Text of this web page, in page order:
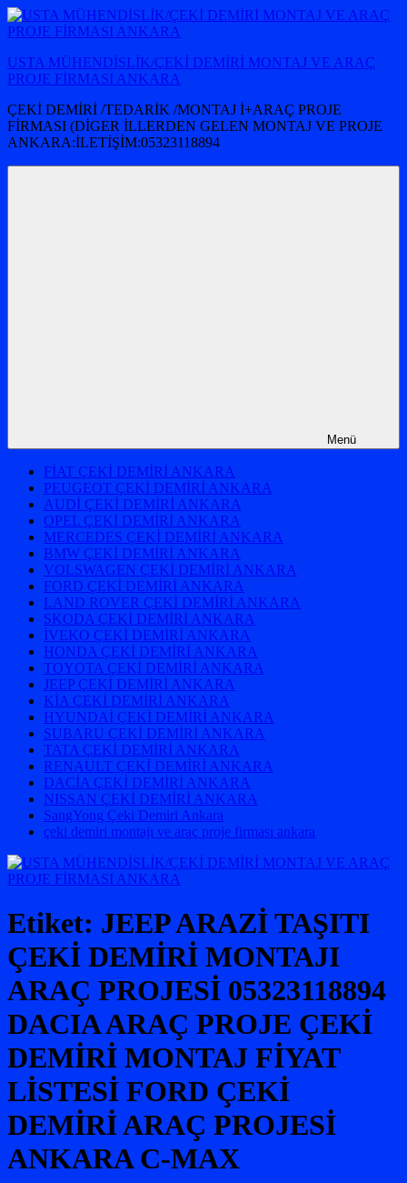
İçeriğe
atla
USTA MÜHENDİSLİK/ÇEKİ DEMİRİ MONTAJ VE ARAÇ
PROJE FİRMASI ANKARA
ÇEKİ DEMİRİ /TEDARİK /MONTAJ İ+ARAÇ PROJE
FİRMASI (DİGER İLLERDEN GELEN MONTAJ VE PROJE
ANKARA:İLETİŞİM:05323118894
Menü
FİAT ÇEKİ DEMİRİ ANKARA
PEUGEOT ÇEKİ DEMİRİ ANKARA
AUDİ ÇEKİ DEMİRİ ANKARA
OPEL ÇEKİ DEMİRİ ANKARA
MERCEDES ÇEKİ DEMİRİ ANKARA
BMW ÇEKİ DEMİRİ ANKARA
VOLSWAGEN ÇEKİ DEMİRİ ANKARA
FORD ÇEKİ DEMİRİ ANKARA
LAND ROVER ÇEKİ DEMİRİ ANKARA
SKODA ÇEKİ DEMİRİ ANKARA
İVEKO ÇEKİ DEMİRİ ANKARA
HONDA ÇEKİ DEMİRİ ANKARA
TOYOTA ÇEKİ DEMİRİ ANKARA
JEEP ÇEKİ DEMİRİ ANKARA
KİA ÇEKİ DEMİRİ ANKARA
HYUNDAİ ÇEKİ DEMİRİ ANKARA
SUBARU ÇEKİ DEMİRİ ANKARA
TATA ÇEKİ DEMİRİ ANKARA
RENAULT ÇEKİ DEMİRİ ANKARA
DACİA ÇEKİ DEMİRİ ANKARA
NISSAN ÇEKİ DEMİRİ ANKARA
SangYong Çeki Demiri Ankara
çeki demiri montajı ve araç proje firması ankara
Etiket: JEEP ARAZİ TAŞITI
ÇEKİ DEMİRİ MONTAJI
ARAÇ PROJESİ 05323118894
DACIA ARAÇ PROJE ÇEKİ
DEMİRİ MONTAJ FİYAT
LİSTESİ FORD ÇEKİ
DEMİRİ ARAÇ PROJESİ
ANKARA C-MAX